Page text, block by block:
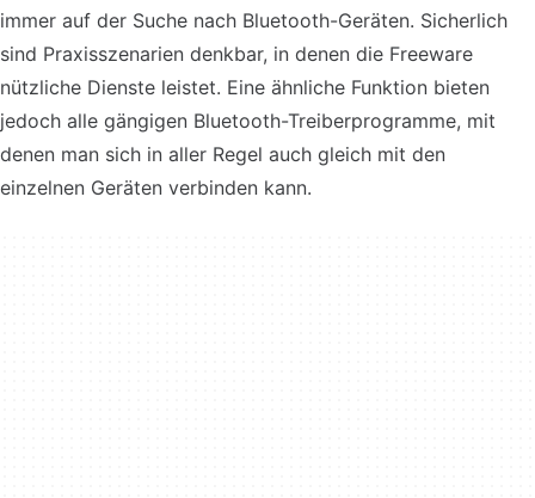
immer auf der Suche nach Bluetooth-Geräten. Sicherlich
sind Praxisszenarien denkbar, in denen die Freeware
nützliche Dienste leistet. Eine ähnliche Funktion bieten
jedoch alle gängigen Bluetooth-Treiberprogramme, mit
denen man sich in aller Regel auch gleich mit den
einzelnen Geräten verbinden kann.